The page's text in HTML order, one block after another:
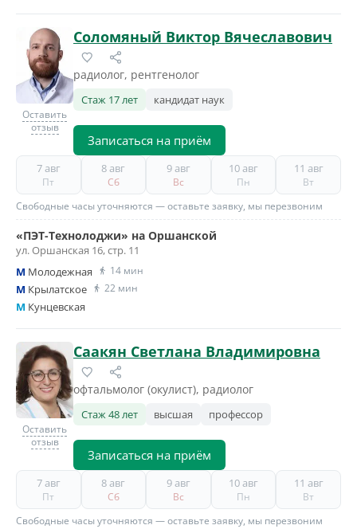
Оставить
отзыв
Соломяный Виктор Вячеславович
радиолог, рентгенолог
Стаж 17 лет кандидат наук
Записаться на приём
7 авг
Пт
8 авг
Сб
9 авг
Вс
10 авг
Пн
11 авг
Вт
Свободные часы уточняются — оставьте заявку, мы перезвоним
«ПЭТ-Технолоджи» на Оршанской
ул. Оршанская 16, стр. 11
M Молодежная 14 мин
M Крылатское 22 мин
M Кунцевская
Оставить
отзыв
Саакян Светлана Владимировна
офтальмолог (окулист), радиолог
Стаж 48 лет высшая профессор
Записаться на приём
7 авг
Пт
8 авг
Сб
9 авг
Вс
10 авг
Пн
11 авг
Вт
Свободные часы уточняются — оставьте заявку, мы перезвоним